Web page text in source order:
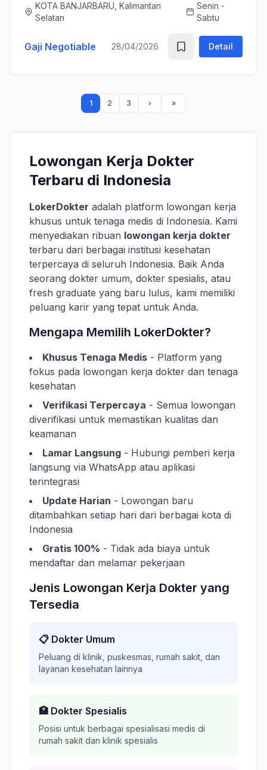
(Senior Officer) untuk memperkuat layanan
KOTA BANJARBARU, Kalimantan
Selatan
Senin -
Sabtu
Gaji Negotiable 28/04/2026 Detail
1 2 3
Lowongan Kerja Dokter
Terbaru di Indonesia
LokerDokter adalah platform lowongan kerja
khusus untuk tenaga medis di Indonesia. Kami
menyediakan ribuan lowongan kerja dokter
terbaru dari berbagai institusi kesehatan
terpercaya di seluruh Indonesia. Baik Anda
seorang dokter umum, dokter spesialis, atau
fresh graduate yang baru lulus, kami memiliki
peluang karir yang tepat untuk Anda.
Mengapa Memilih LokerDokter?
Khusus Tenaga Medis - Platform yang
fokus pada lowongan kerja dokter dan tenaga
kesehatan
Verifikasi Terpercaya - Semua lowongan
diverifikasi untuk memastikan kualitas dan
keamanan
Lamar Langsung - Hubungi pemberi kerja
langsung via WhatsApp atau aplikasi
terintegrasi
Update Harian - Lowongan baru
ditambahkan setiap hari dari berbagai kota di
Indonesia
Gratis 100% - Tidak ada biaya untuk
mendaftar dan melamar pekerjaan
Jenis Lowongan Kerja Dokter yang
Tersedia
📋 Dokter Umum
Peluang di klinik, puskesmas, rumah sakit, dan
layanan kesehatan lainnya
🏥 Dokter Spesialis
Posisi untuk berbagai spesialisasi medis di
rumah sakit dan klinik spesialis